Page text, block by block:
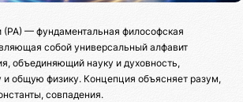
— фундаментальная философская
собой универсальный алфавит
объединяющий науку и духовность,
и общую физику. Концепция объясняет разум,
совпадения.